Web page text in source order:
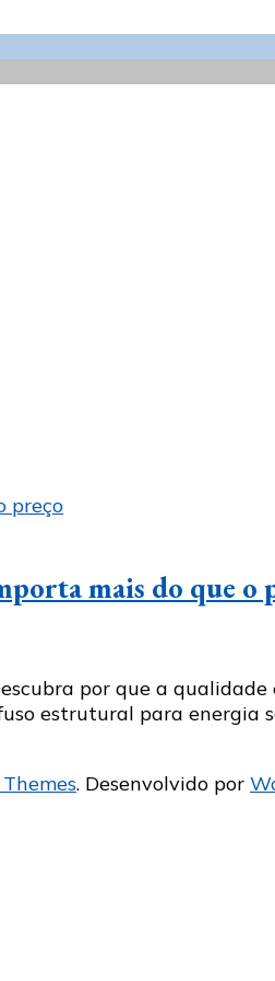
mais do que o
por que a qualidade
estrutural para energia
. Desenvolvido por